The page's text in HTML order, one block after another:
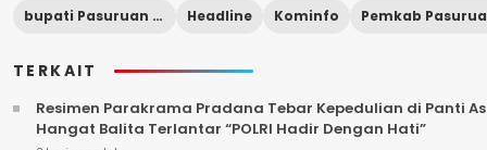
bupati Pasuruan hadiri maulid nabi Headline Kominfo Pemkab
TERKAIT
Resimen Parakrama Pradana Tebar Kepedulian di Panti
Hangat Balita Terlantar “POLRI Hadir Dengan Hati”